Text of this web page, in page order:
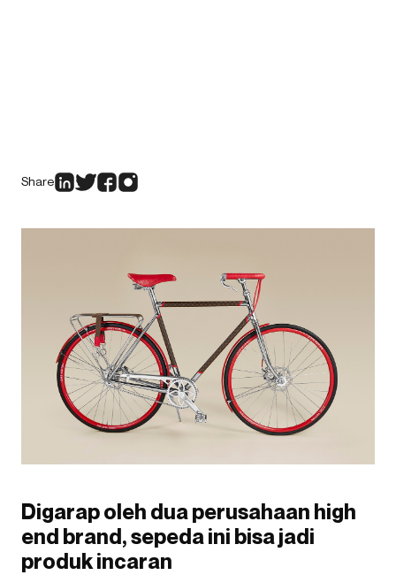
Share
Digarap oleh dua perusahaan high
end brand, sepeda ini bisa jadi
produk incaran